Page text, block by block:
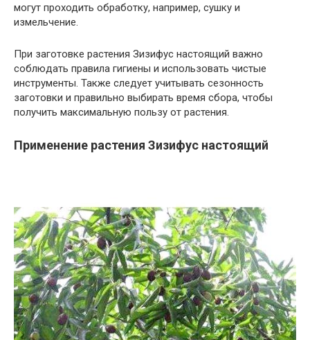
могут проходить обработку, например, сушку и
измельчение.
При заготовке растения Зизифус настоящий важно
соблюдать правила гигиены и использовать чистые
инструменты. Также следует учитывать сезонность
заготовки и правильно выбирать время сбора, чтобы
получить максимальную пользу от растения.
Применение растения Зизифус настоящий